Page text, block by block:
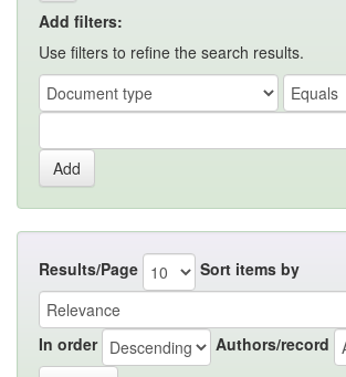
Add filters:
Use filters to refine the search results.
Results/Page Sort items by
In order Authors/record